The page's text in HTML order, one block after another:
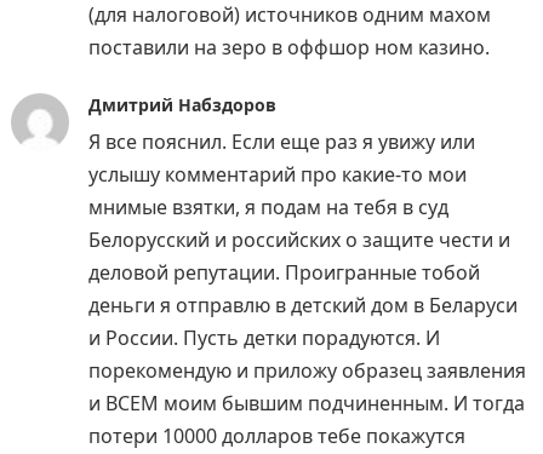
(для налоговой) источников одним махом
поставили на зеро в оффшор ном казино.
Дмитрий Набздоров
Я все пояснил. Если еще раз я увижу или
услышу комментарий про какие-то мои
мнимые взятки, я подам на тебя в суд
Белорусский и российских о защите чести и
деловой репутации. Проигранные тобой
деньги я отправлю в детский дом в Беларуси
и России. Пусть детки порадуются. И
порекомендую и приложу образец заявления
и ВСЕМ моим бывшим подчиненным. И тогда
потери 10000 долларов тебе покажутся